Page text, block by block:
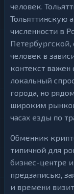
человек.
Тольяттинскую
численности в
Петербургской,
человек в
контекст важен
локальный
города, но
широким
часах езды по
Обменник
типичной для
бизнес-центре
предзаписью,
и времени